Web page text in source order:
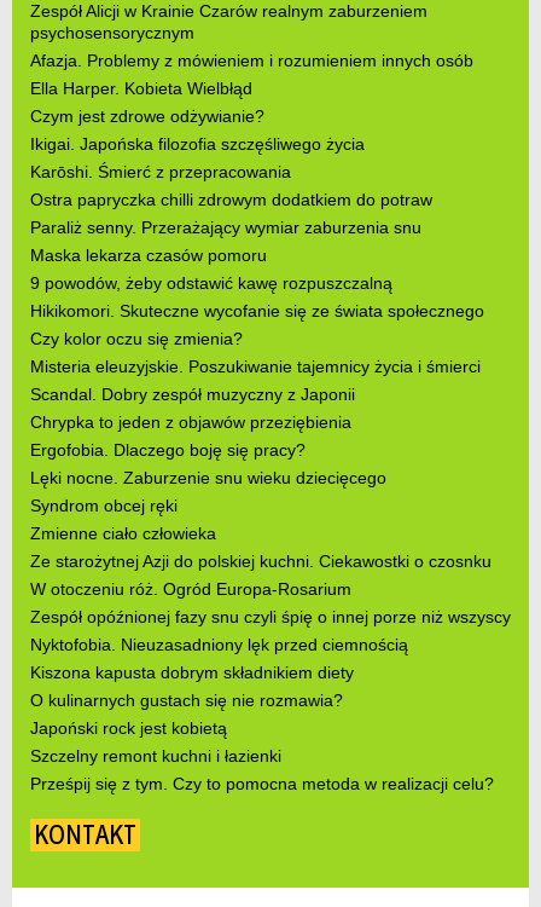
Zespół Alicji w Krainie Czarów realnym zaburzeniem
psychosensorycznym
Afazja. Problemy z mówieniem i rozumieniem innych osób
Ella Harper. Kobieta Wielbłąd
Czym jest zdrowe odżywianie?
Ikigai. Japońska filozofia szczęśliwego życia
Karōshi. Śmierć z przepracowania
Ostra papryczka chilli zdrowym dodatkiem do potraw
Paraliż senny. Przerażający wymiar zaburzenia snu
Maska lekarza czasów pomoru
9 powodów, żeby odstawić kawę rozpuszczalną
Hikikomori. Skuteczne wycofanie się ze świata społecznego
Czy kolor oczu się zmienia?
Misteria eleuzyjskie. Poszukiwanie tajemnicy życia i śmierci
Scandal. Dobry zespół muzyczny z Japonii
Chrypka to jeden z objawów przeziębienia
Ergofobia. Dlaczego boję się pracy?
Lęki nocne. Zaburzenie snu wieku dziecięcego
Syndrom obcej ręki
Zmienne ciało człowieka
Ze starożytnej Azji do polskiej kuchni. Ciekawostki o czosnku
W otoczeniu róż. Ogród Europa-Rosarium
Zespół opóźnionej fazy snu czyli śpię o innej porze niż wszyscy
Nyktofobia. Nieuzasadniony lęk przed ciemnością
Kiszona kapusta dobrym składnikiem diety
O kulinarnych gustach się nie rozmawia?
Japoński rock jest kobietą
Szczelny remont kuchni i łazienki
Prześpij się z tym. Czy to pomocna metoda w realizacji celu?
KONTAKT